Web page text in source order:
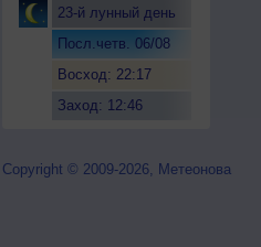
23-й лунный день
Посл.четв. 06/08
Восход: 22:17
Заход: 12:46
Copyright © 2009-2026, Метеонова